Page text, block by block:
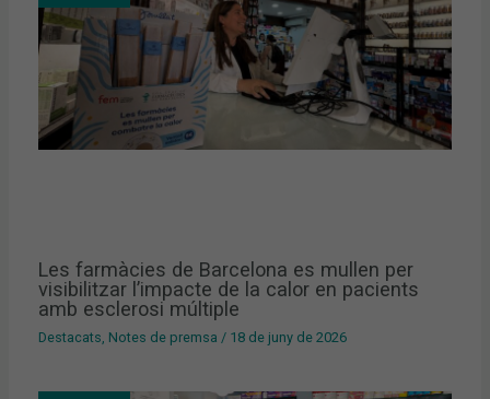
Les farmàcies de Barcelona es mullen per
visibilitzar l’impacte de la calor en pacients
amb esclerosi múltiple
Destacats Notes de premsa / 18 de juny de 2026